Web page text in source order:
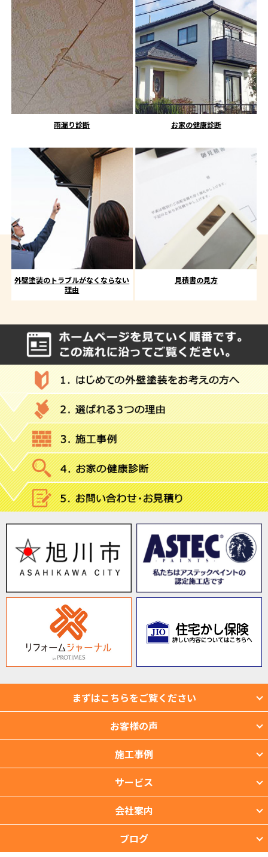
雨漏り診断 お家の健康診断
外壁塗装のトラブルがなくならない
理由
見積書の見方
まずはこちらをご覧ください
お客様の声
施工事例
サービス
会社案内
ブログ